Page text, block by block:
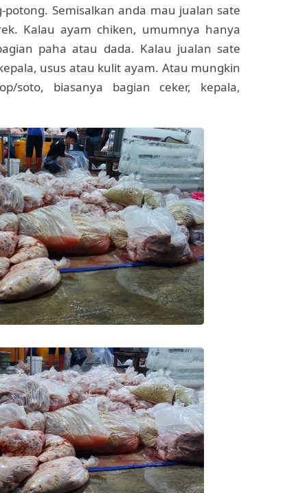
Semisalkan anda mau jualan sate
Kalau ayam chiken, umumnya hanya
paha atau dada. Kalau jualan sate
usus atau kulit ayam. Atau mungkin
soto, biasanya bagian ceker, kepala,